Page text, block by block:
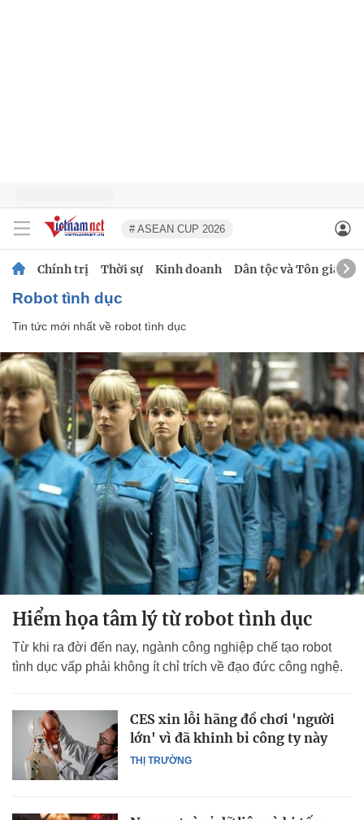
# ASEAN CUP 2026
Chính trị Thời sự Kinh doanh Dân tộc và Tôn giáo
robot tình dục
Tin tức mới nhất về robot tình dục
Hiểm họa tâm lý từ robot tình dục
Từ khi ra đời đến nay, ngành công nghiệp chế tạo robot
tình dục vấp phải không ít chỉ trích về đạo đức công nghệ.
THỊ TRƯỜNG
CES xin lỗi hãng đồ chơi 'người
lớn' vì đã khinh bỉ công ty này